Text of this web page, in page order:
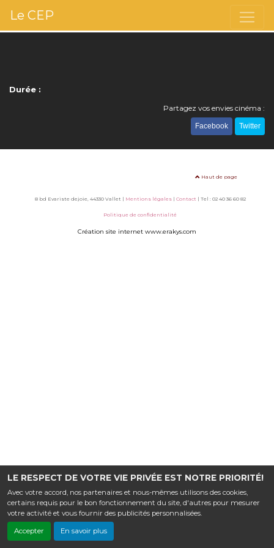
LE RESPECT DE VOTRE VIE PRIVÉE EST NOTRE PRIORITÉ!
Avec votre accord, nos partenaires et nous-mêmes utilisons des cookies,
certains requis pour le bon fonctionnement du site, d'autres pour mesurer
votre activité et vous fournir des publicités personnalisées.
Accepter En savoir plus
Le CEP
Durée :
Partagez vos envies cinéma :
Facebook Twitter
Haut de page
8 bd Evariste dejoie, 44330 Vallet | Mentions légales| Contact | Tel : 02 40 36 60 82
Politique de confidentialité
Création site internet www.erakys.com